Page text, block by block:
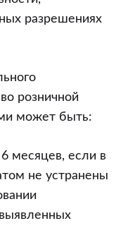
разрешениях
розничной
может быть:
месяцев, если в
не устранены